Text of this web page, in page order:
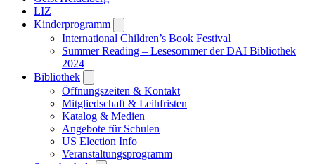
LIZ
Kinderprogramm
submenu
International Children’s Book Festival
Summer Reading – Lesesommer der DAI Bibliothek
2024
Bibliothek
submenu
Öffnungszeiten & Kontakt
Mitgliedschaft & Leihfristen
Katalog & Medien
Angebote für Schulen
US Election Info
Veranstaltungsprogramm